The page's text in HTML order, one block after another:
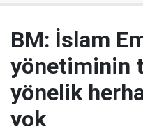
BM: İslam
yönetiminin
yönelik
yok